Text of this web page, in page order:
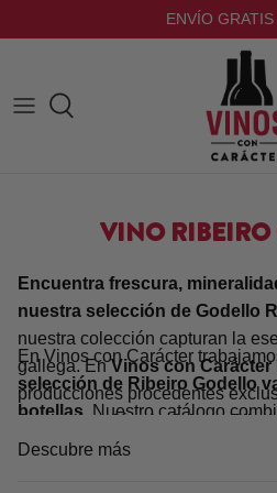
al
ENVÍO
VINO RIBEIRO
Encuentra frescura,
nuestra selección de Godello
nuestra colección capturan la
gallega. EnVinos con Carácter
producciones procedentes
Denominación de Origen
Godello encuentra un entorno
En Vinos con Carácter
selección de Ribeiro Godello
botellas. Nuestro catálogo
distintivas que reflejan la riqueza
Descubre más